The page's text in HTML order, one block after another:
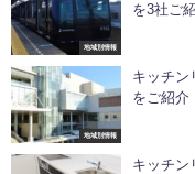
地域別情報
を3社ご
地域別情報
キッチン
をご紹介
キッチン